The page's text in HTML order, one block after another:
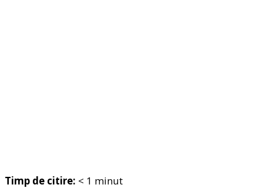
Timp de citire: < 1 minut